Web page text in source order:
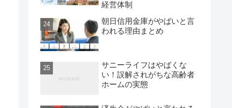
経営体制
朝日信用金庫がやばいと言
われる理由まとめ
サニーライフはやばくな
い！誤解されがちな高齢者
ホームの実態